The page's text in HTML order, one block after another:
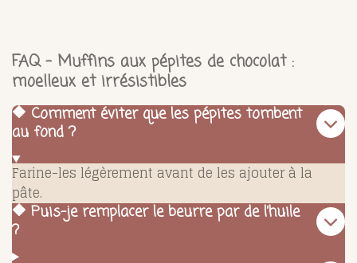
FAQ – Muffins aux pépites de chocolat :
moelleux et irrésistibles
🔶 Comment éviter que les pépites tombent
au fond ?
Farine-les légèrement avant de les ajouter à la
pâte.
🔶 Puis-je remplacer le beurre par de l’huile
?